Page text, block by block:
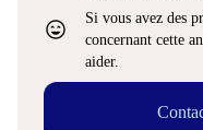
sentiment_very_satisfied
Si vous avez des
concernant cette
aider.